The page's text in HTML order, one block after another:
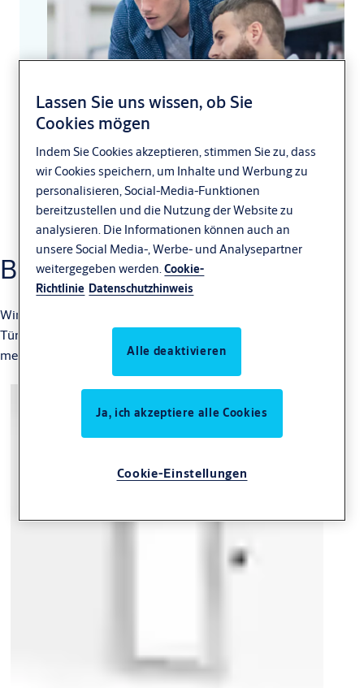
BIM Türlösungen
Wir bieten eine umfassende Auswahl an kompletten
Türlösungspaketen, verfügbar für Revit und ArchiCAD - für
mehr Einfachheit, Komfort und beschleunigte Planung.
Lassen Sie uns wissen, ob Sie
Cookies mögen
Indem Sie Cookies akzeptieren, stimmen Sie zu, dass
wir Cookies speichern, um Inhalte und Werbung zu
personalisieren, Social-Media-Funktionen
bereitzustellen und die Nutzung der Website zu
analysieren. Die Informationen können auch an
unsere Social Media-, Werbe- und Analysepartner
weitergegeben werden.Cookie-
Richtlinie Datenschutzhinweis
Alle deaktivieren
Ja, ich akzeptiere alle Cookies
Cookie-Einstellungen